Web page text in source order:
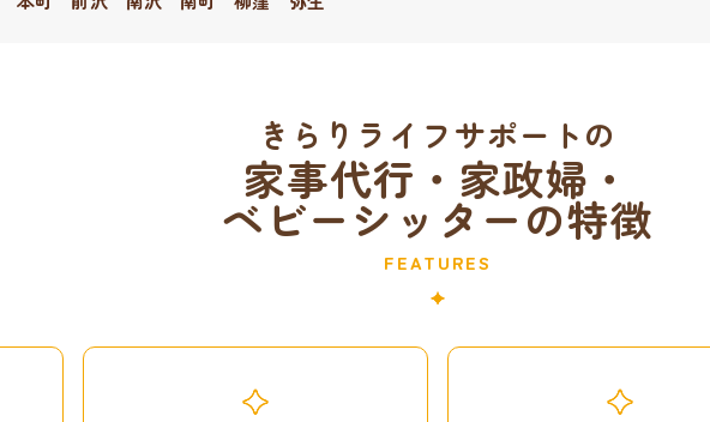
きらりライフサポートの
家事代行・家政婦・
ベビーシッターの特徴
FEATURES